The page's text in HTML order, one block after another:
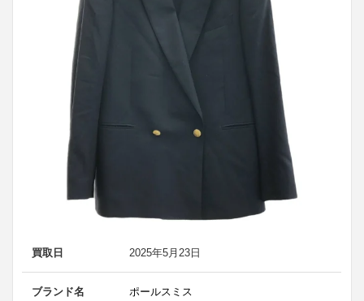
買取日 2025年5月23日
ブランド名 ポールスミス